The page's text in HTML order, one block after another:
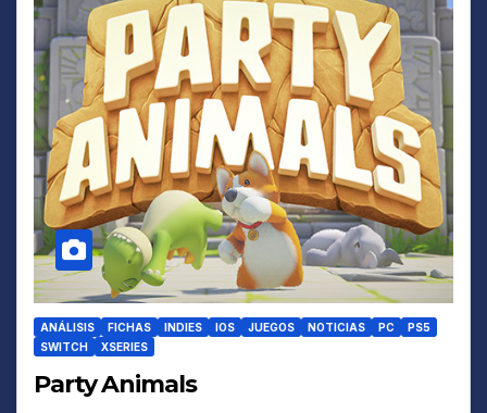
ANÁLISIS FICHAS INDIES IOS JUEGOS NOTICIAS PC
PS5
SWITCH
XSERIES
Party Animals